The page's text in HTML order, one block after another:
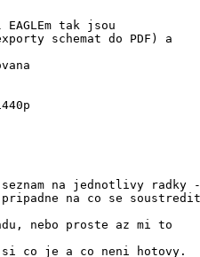
tak jsou
schemat do PDF) a
na jednotlivy radky -
si co je a co neni hotovy.